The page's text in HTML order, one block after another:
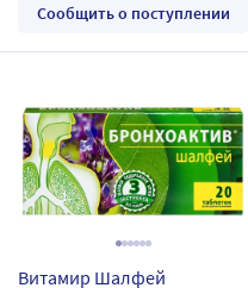
Сообщить о поступлении
Витамир Шалфей